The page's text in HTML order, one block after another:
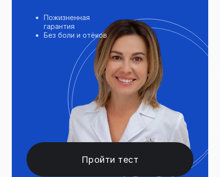
Пройти тест
Пожизненная
гарантия
Без боли и отёков